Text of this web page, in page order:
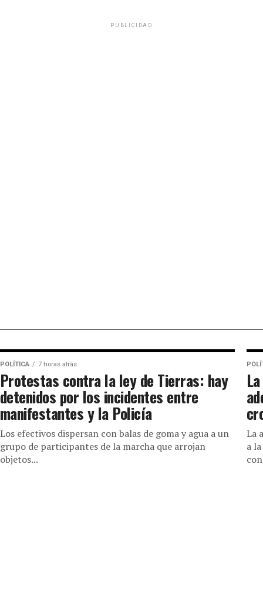
PUBLICIDAD
POLÍTICA 7 horas atrás
Protestas contra la ley de Tierras: hay
detenidos por los incidentes entre
manifestantes y la Policía
Los efectivos dispersan con balas de goma y agua a un
grupo de participantes de la marcha que arrojan
objetos...
La
a